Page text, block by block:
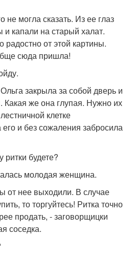
могла сказать. Из ее глаз
и капали на старый халат.
от этой картины.
сюда пришла!
закрыла за собой дверь и
же она глупая. Нужно их
клетке
и без сожаления забросила
ритки будете?
молодая женщина.
от нее выходили. В случае
то торгуйтесь! Ритка точно
продать, - заговорщицки
соседка.